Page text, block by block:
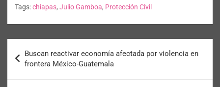
Tags:chiapas, Julio Gamboa, Protección Civil
Buscan reactivar economía afectada por violencia en
frontera México-Guatemala